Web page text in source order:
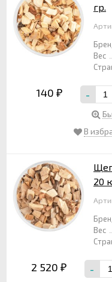
гр.
Вес
140 ₽ -
В
20
Вес
2 520 ₽ -